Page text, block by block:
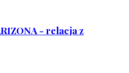
- relacja z